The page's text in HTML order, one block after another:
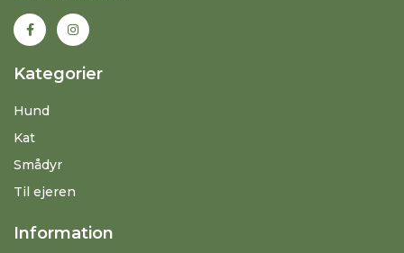
Kategorier
Hund
Kat
Smådyr
Til ejeren
Information